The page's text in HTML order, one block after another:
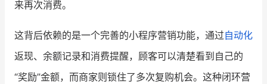
来再次消费。
这背后依赖的是一个完善的小程序营销功能，通过自动化
返现、余额记录和消费提醒，顾客可以清楚看到自己的
“奖励”金额，而商家则锁住了多次复购机会。这种闭环营